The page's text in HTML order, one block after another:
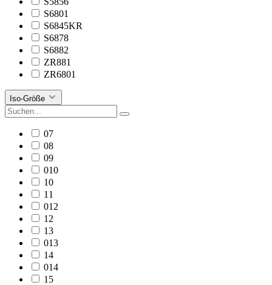
S6801
S6845KR
S6878
S6882
ZR881
ZR6801
Iso-Größe
07
08
09
010
10
11
012
12
13
013
14
014
15